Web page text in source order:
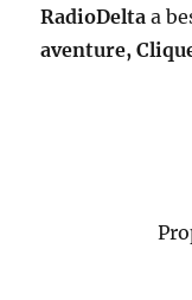
RadioDelta a
aventure,